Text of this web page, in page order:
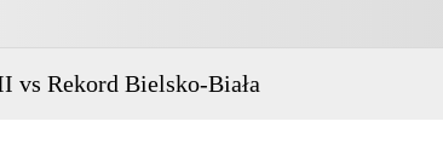
vs Rekord Bielsko-Biała